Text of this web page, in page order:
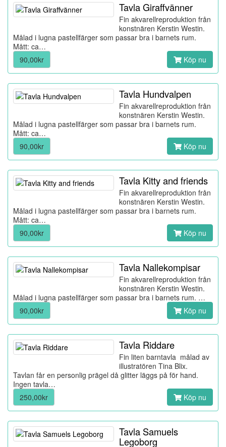
Tavla Giraffvänner
Fin akvarellreproduktion från
konstnären Kerstin Westin.
Målad i lugna pastellfärger som passar bra i barnets rum.
Mått: ca…
90,00kr
Köp nu
Tavla Hundvalpen
Fin akvarellreproduktion från
konstnären Kerstin Westin.
Målad i lugna pastellfärger som passar bra i barnets rum.
Mått: ca…
90,00kr
Köp nu
Tavla Kitty and friends
Fin akvarellreproduktion från
konstnären Kerstin Westin.
Målad i lugna pastellfärger som passar bra i barnets rum.
Mått: ca…
90,00kr
Köp nu
Tavla Nallekompisar
Fin akvarellreproduktion från
konstnären Kerstin Westin.
Målad i lugna pastellfärger som passar bra i barnets rum. …
90,00kr
Köp nu
Tavla Riddare
Fin liten barntavla målad av
illustratören Tina Blix.
Tavlan får en personlig prägel då glitter läggs på för hand.
Ingen tavla…
250,00kr
Köp nu
Tavla Samuels
Legoborg